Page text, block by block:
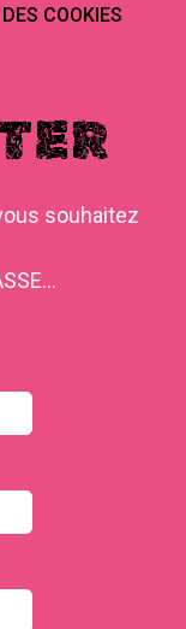
COOKIES
souhaitez